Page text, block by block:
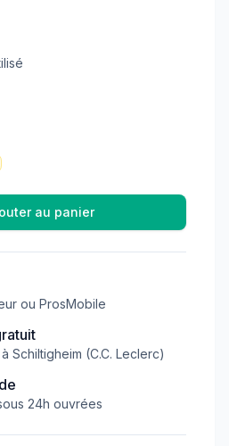
au panier
ou ProsMobile
Schiltigheim (C.C. Leclerc)
24h ouvrées